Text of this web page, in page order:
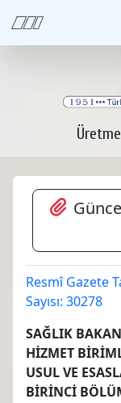
Resmî Gazete
Sayısı: 30278
SAĞLIK
HİZMET
USUL VE
BİRİNCİ